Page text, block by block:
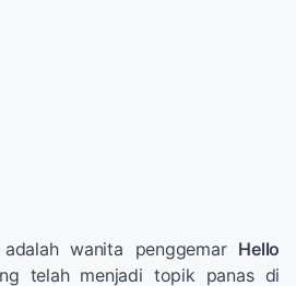
wanita penggemar Hello
telah menjadi topik panas di